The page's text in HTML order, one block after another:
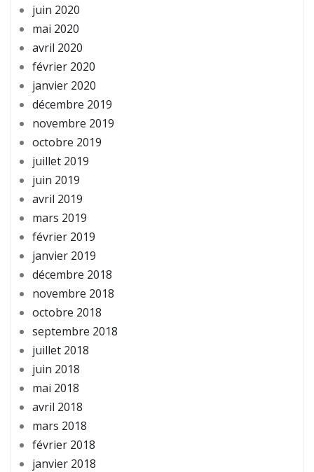
juin 2020
mai 2020
avril 2020
février 2020
janvier 2020
décembre 2019
novembre 2019
octobre 2019
juillet 2019
juin 2019
avril 2019
mars 2019
février 2019
janvier 2019
décembre 2018
novembre 2018
octobre 2018
septembre 2018
juillet 2018
juin 2018
mai 2018
avril 2018
mars 2018
février 2018
janvier 2018